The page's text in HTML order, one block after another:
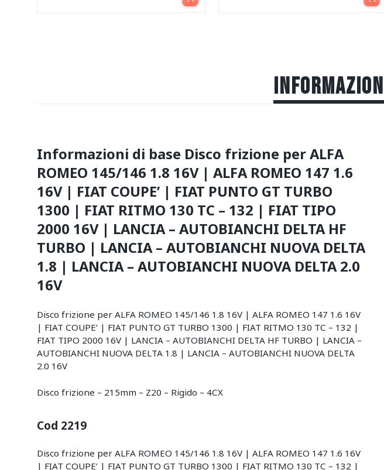
Informazioni di base Disco frizione per ALFA
ROMEO 145/146 1.8 16V | ALFA ROMEO 147 1.6
16V | FIAT COUPE’ | FIAT PUNTO GT TURBO
1300 | FIAT RITMO 130 TC – 132 | FIAT TIPO
2000 16V | LANCIA – AUTOBIANCHI DELTA HF
TURBO | LANCIA – AUTOBIANCHI NUOVA DELTA
1.8 | LANCIA – AUTOBIANCHI NUOVA DELTA 2.0
16V
Disco frizione per ALFA ROMEO 145/146 1.8 16V | ALFA ROMEO 147 1.6 16V
| FIAT COUPE’ | FIAT PUNTO GT TURBO 1300 | FIAT RITMO 130 TC – 132 |
FIAT TIPO 2000 16V | LANCIA – AUTOBIANCHI DELTA HF TURBO | LANCIA –
AUTOBIANCHI NUOVA DELTA 1.8 | LANCIA – AUTOBIANCHI NUOVA DELTA
2.0 16V
Disco frizione – 215mm – Z20 – Rigido – 4CX
Cod 2219
Disco frizione per ALFA ROMEO 145/146 1.8 16V | ALFA ROMEO 147 1.6 16V
| FIAT COUPE’ | FIAT PUNTO GT TURBO 1300 | FIAT RITMO 130 TC – 132 |